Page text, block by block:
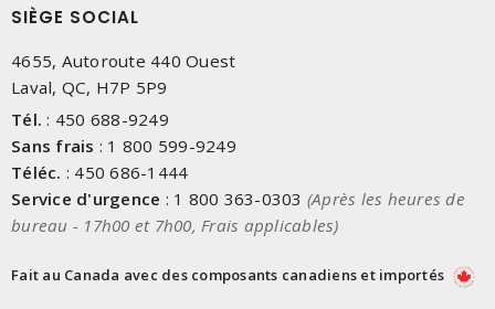
SIÈGE SOCIAL
4655, Autoroute 440 Ouest
Laval, QC, H7P 5P9
Tél. : 450 688-9249
Sans frais : 1 800 599-9249
Téléc. : 450 686-1444
Service d'urgence : 1 800 363-0303 (Après les heures de
bureau - 17h00 et 7h00, Frais applicables)
Fait au Canada avec des composants canadiens et importés